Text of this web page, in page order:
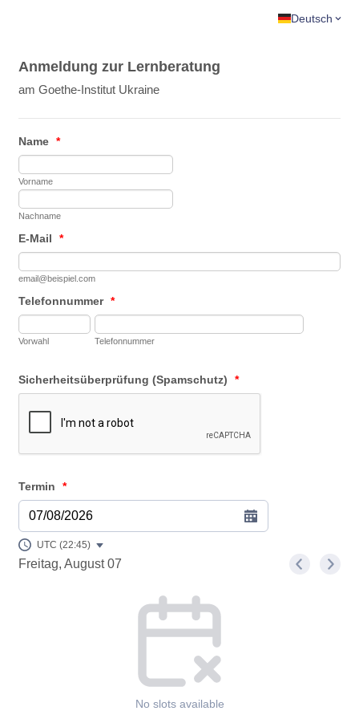
Deutsch
Anmeldung zur Lernberatung
am Goethe-Institut Ukraine
Name *
Vorname
Nachname
E-Mail *
email@beispiel.com
Telefonnummer *
Vorwahl Telefonnummer
Sicherheitsüberprüfung (Spamschutz) *
Termin *
07/08/2026
Freitag, August 07 < >
No slots available
UTC (22:45)